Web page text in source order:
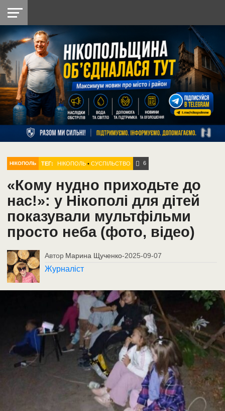
НІКОПОЛЬ
РАЙОН
СІЧЕСЛАВСЬКА
УКРАЇНА
РЕТРО
НІКОПОЛЬ
ЛАЙТ
УКРАЇНА
ДОПОМОГА
РАДІО
НІКОПОЛЬ ТЕГ: НІКОПОЛЬ •СУСПІЛЬСТВО 6
«Кому нудно приходьте до
нас!»: у Нікополі для дітей
показували мультфільми
просто неба (фото, відео)
Автор Марина Щученко-2025-09-07
Журналіст